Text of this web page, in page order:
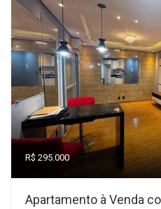
R$ 295.000
Apartamento à Venda